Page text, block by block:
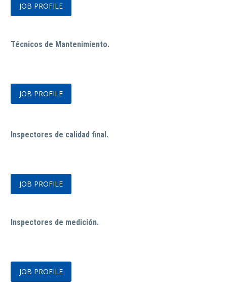
JOB PROFILE
Técnicos de Mantenimiento.
JOB PROFILE
Inspectores de calidad final.
JOB PROFILE
Inspectores de medición.
JOB PROFILE